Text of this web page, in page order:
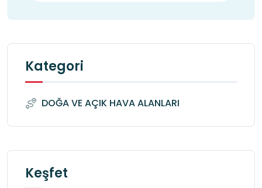
Kategori
DOĞA VE AÇIK HAVA ALANLARI
Keşfet